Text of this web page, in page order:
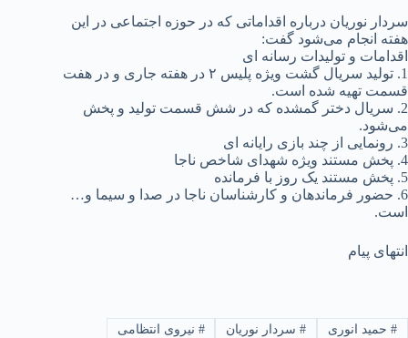
سردار نوریان درباره اقداماتی که در حوزه اجتماعی در این
هفته انجام می‌شود گفت:
اقدامات و تولیدات رسانه ای
1. تولید سریال گشت ویژه پلیس ۲ در هفته جاری و در هفت
قسمت تهیه شده است.
2. سریال دختر گمشده که در شش قسمت تولید و پخش
می‌شود.
3. رونمایی از چند بازی رایانه ای
4. پخش مستند ویژه شهدای شاخص ناجا
5. پخش مستند یک روز با فرمانده
6. حضور فرماندهان و کارشناسان ناجا در صدا و سیما و…
است.
انتهای پیام
#حمید انوری #سردار نوریان # نیروی انتظامی